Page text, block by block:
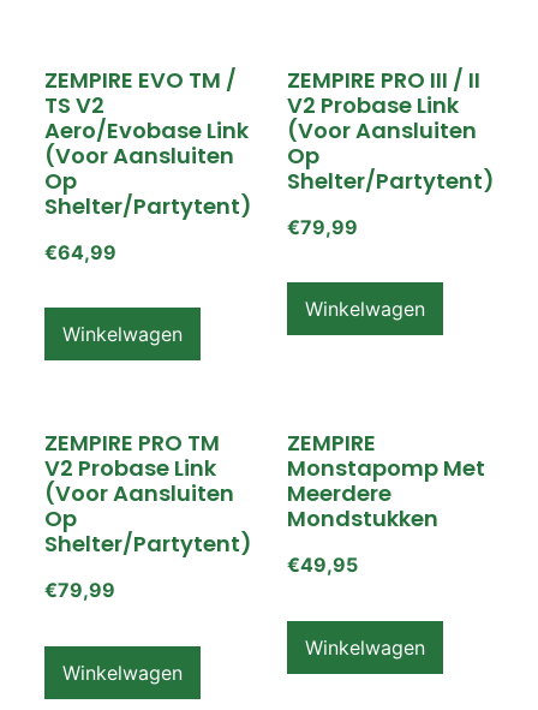
ZEMPIRE EVO TM /
TS V2
Aero/Evobase Link
(voor Aansluiten
Op
Shelter/partytent)
€64,99
Winkelwagen
ZEMPIRE PRO III / II
V2 Probase Link
(voor Aansluiten
Op
Shelter/partytent)
€79,99
Winkelwagen
ZEMPIRE PRO TM
V2 Probase Link
(voor Aansluiten
Op
Shelter/partytent)
€79,99
Winkelwagen
ZEMPIRE
Monstapomp Met
Meerdere
Mondstukken
€49,95
Winkelwagen